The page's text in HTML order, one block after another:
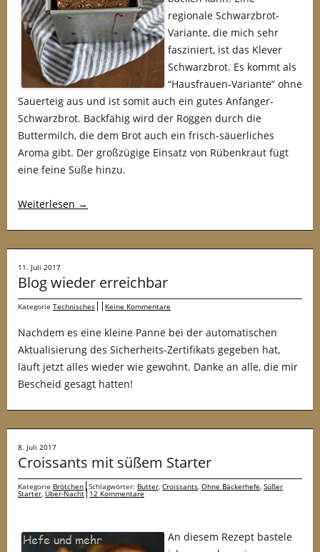
regionale Schwarzbrot-
Variante, die mich sehr
fasziniert, ist das Klever
Schwarzbrot. Es kommt als
“Hausfrauen-Variante” ohne
Sauerteig aus und ist somit auch ein gutes Anfänger-
Schwarzbrot. Backfähig wird der Roggen durch die
Buttermilch, die dem Brot auch ein frisch-säuerliches
Aroma gibt. Der großzügige Einsatz von Rübenkraut fügt
eine feine Süße hinzu.
Weiterlesen →
11. Juli 2017
Blog wieder erreichbar
Kategorie Technisches Keine Kommentare
Nachdem es eine kleine Panne bei der automatischen
Aktualisierung des Sicherheits-Zertifikats gegeben hat,
läuft jetzt alles wieder wie gewohnt. Danke an alle, die mir
Bescheid gesagt hatten!
8. Juli 2017
Croissants mit süßem Starter
Kategorie Brötchen Schlagwörter: Butter, Croissants, Ohne Bäckerhefe, Süßer
Starter, Über-Nacht 12 Kommentare
An diesem Rezept bastele